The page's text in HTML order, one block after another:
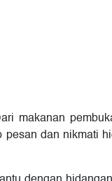
makanan
dan nikmati